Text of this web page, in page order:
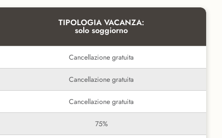
TIPOLOGIA VACANZA:
solo soggiorno
Cancellazione gratuita
Cancellazione gratuita
Cancellazione gratuita
75%